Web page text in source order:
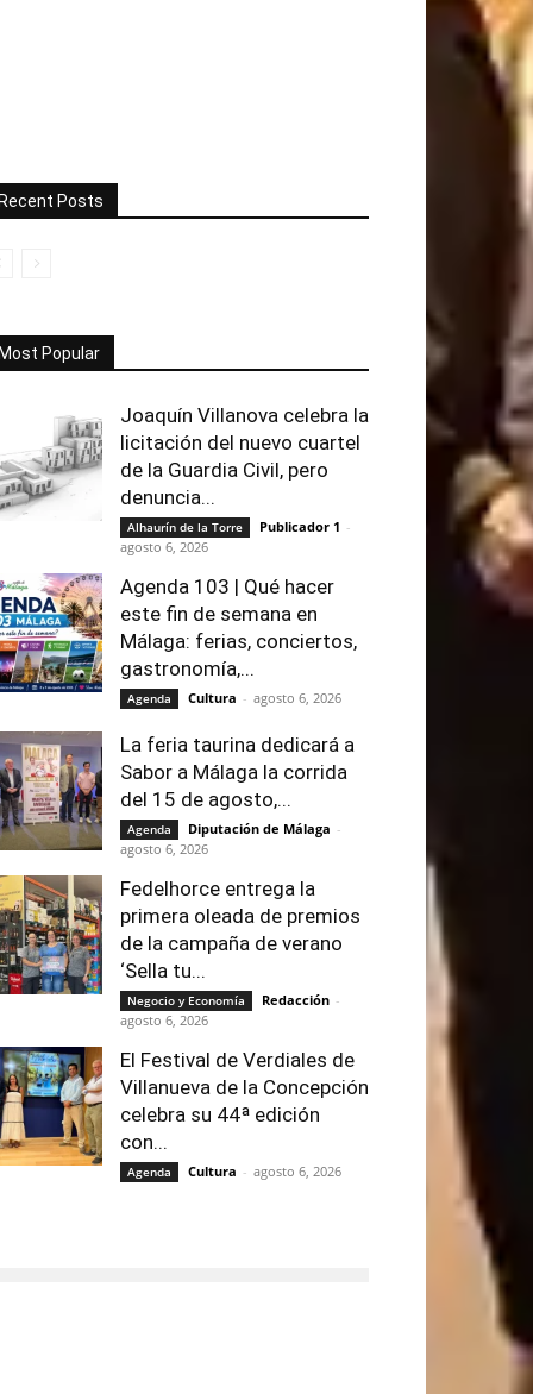
Posts
Popular
Joaquín Villanova celebra la
licitación del nuevo cuartel
de la Guardia Civil, pero
denuncia...
Alhaurín de la Torre Publicador 1 -
agosto 6, 2026
Agenda 103 | Qué hacer
este fin de semana en
Málaga: ferias, conciertos,
gastronomía,...
Agenda Cultura - agosto 6, 2026
La feria taurina dedicará a
Sabor a Málaga la corrida
del 15 de agosto,...
Agenda Diputación de Málaga -
agosto 6, 2026
Fedelhorce entrega la
primera oleada de premios
de la campaña de verano
‘Sella tu...
Negocio y Economía Redacción -
agosto 6, 2026
El Festival de Verdiales de
Villanueva de la Concepción
celebra su 44ª edición
con...
Agenda Cultura - agosto 6, 2026